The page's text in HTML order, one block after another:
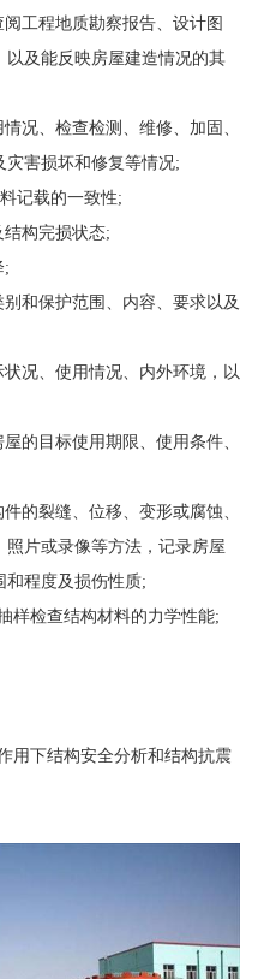
工程地质勘察报告、设计图
及能反映房屋建造情况的其
况、检查检测、维修、加固、
害损坏和修复等情况;
记载的一致性;
构完损状态;
;
和保护范围、内容、要求以及
况、使用情况、内外环境，以
的目标使用期限、使用条件、
的裂缝、位移、变形或腐蚀、
片或录像等方法，记录房屋
和程度及损伤性质;
样检查结构材料的力学性能;
用下结构安全分析和结构抗震